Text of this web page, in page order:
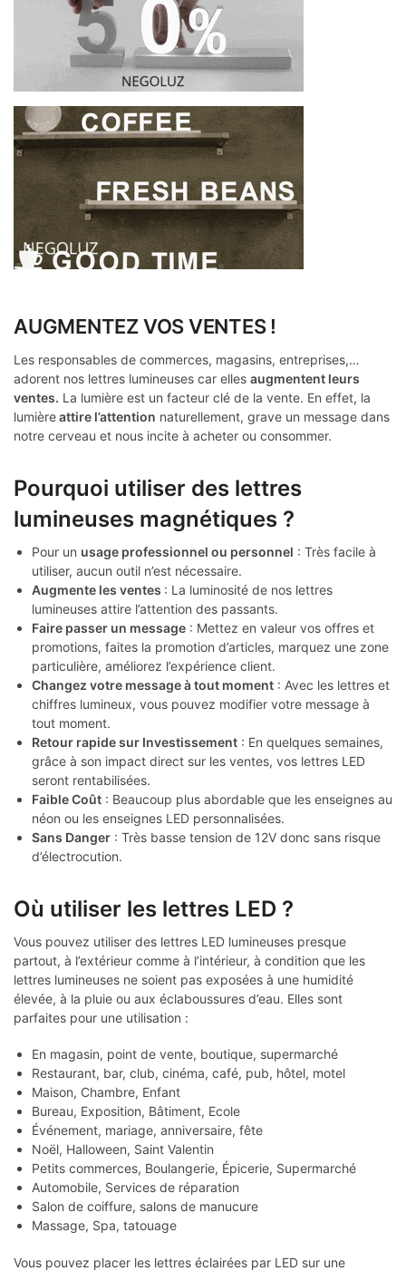
AUGMENTEZ VOS VENTES !
Les responsables de commerces, magasins, entreprises,…
adorent nos lettres lumineuses car elles augmentent leurs
ventes. La lumière est un facteur clé de la vente. En effet, la
lumièreattire l’attention naturellement, grave un message dans
notre cerveau et nous incite à acheter ou consommer.
Pourquoi utiliser des lettres
lumineuses magnétiques ?
Pour un usage professionnel ou personnel : Très facile à
utiliser, aucun outil n’est nécessaire.
Augmente les ventes : La luminosité de nos lettres
lumineuses attire l’attention des passants.
Faire passer un message : Mettez en valeur vos offres et
promotions, faites la promotion d’articles, marquez une zone
particulière, améliorez l’expérience client.
Changez votre message à tout moment : Avec les lettres et
chiffres lumineux, vous pouvez modifier votre message à
tout moment.
Retour rapide sur Investissement : En quelques semaines,
grâce à son impact direct sur les ventes, vos lettres LED
seront rentabilisées.
Faible Coût : Beaucoup plus abordable que les enseignes au
néon ou les enseignes LED personnalisées.
Sans Danger : Très basse tension de 12V donc sans risque
d’électrocution.
Où utiliser les lettres LED ?
Vous pouvez utiliser des lettres LED lumineuses presque
partout, à l’extérieur comme à l’intérieur, à condition que les
lettres lumineuses ne soient pas exposées à une humidité
élevée, à la pluie ou aux éclaboussures d’eau. Elles sont
parfaites pour une utilisation :
En magasin, point de vente, boutique, supermarché
Restaurant, bar, club, cinéma, café, pub, hôtel, motel
Maison, Chambre, Enfant
Bureau, Exposition, Bâtiment, Ecole
Événement, mariage, anniversaire, fête
Noël, Halloween, Saint Valentin
Petits commerces, Boulangerie, Épicerie, Supermarché
Automobile, Services de réparation
Salon de coiffure, salons de manucure
Massage, Spa, tatouage
Vous pouvez placer les lettres éclairées par LED sur une